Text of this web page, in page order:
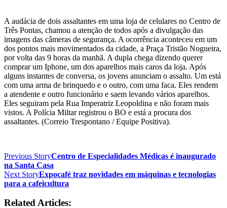
A audácia de dois assaltantes em uma loja de celulares no Centro de
Três Pontas, chamou a atenção de todos após a divulgação das
imagens das câmeras de segurança. A ocorrência aconteceu em um
dos pontos mais movimentados da cidade, a Praça Tristão Nogueira,
por volta das 9 horas da manhã. A dupla chega dizendo querer
comprar um Iphone, um dos aparelhos mais caros da loja. Após
alguns instantes de conversa, os jovens anunciam o assalto. Um está
com uma arma de brinquedo e o outro, com uma faca. Eles rendem
a atendente e outro funcionário e saem levando vários aparelhos.
Eles seguiram pela Rua Imperatriz Leopoldina e não foram mais
vistos. A Polícia Miltar registrou o BO e está a procura dos
assaltantes. (Correio Trespontano / Equipe Positiva).
Previous StoryCentro de Especialidades Médicas é inaugurado
na Santa Casa
Next StoryExpocafé traz novidades em máquinas e tecnologias
para a cafeicultura
Related Articles: